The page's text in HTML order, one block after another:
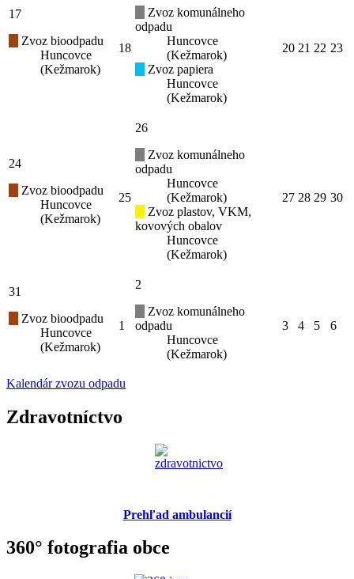
17
Zvoz bioodpadu
Huncovce
(Kežmarok)
18
Zvoz komunálneho
odpadu
Huncovce
(Kežmarok)
Zvoz papiera
Huncovce
(Kežmarok)
20 21 22 23
24
Zvoz bioodpadu
Huncovce
(Kežmarok)
25
26
Zvoz komunálneho
odpadu
Huncovce
(Kežmarok)
Zvoz plastov, VKM,
kovových obalov
Huncovce
(Kežmarok)
27 28 29 30
31
Zvoz bioodpadu
Huncovce
(Kežmarok)
1
2
Zvoz komunálneho
odpadu
Huncovce
(Kežmarok)
3 4 5 6
Kalendár zvozu odpadu
Zdravotníctvo
Prehľad ambulancií
360° fotografia obce